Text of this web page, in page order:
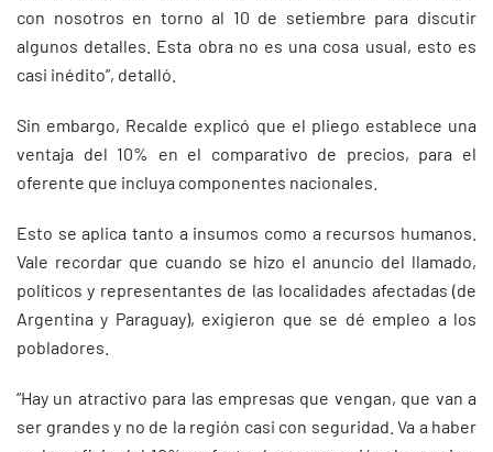
con nosotros en torno al 10 de setiembre para discutir
algunos detalles. Esta obra no es una cosa usual, esto es
casi inédito”, detalló.
Sin embargo, Recalde explicó que el pliego establece una
ventaja del 10% en el comparativo de precios, para el
oferente que incluya componentes nacionales.
Esto se aplica tanto a insumos como a recursos humanos.
Vale recordar que cuando se hizo el anuncio del llamado,
políticos y representantes de las localidades afectadas (de
Argentina y Paraguay), exigieron que se dé empleo a los
pobladores.
“Hay un atractivo para las empresas que vengan, que van a
ser grandes y no de la región casi con seguridad. Va a haber